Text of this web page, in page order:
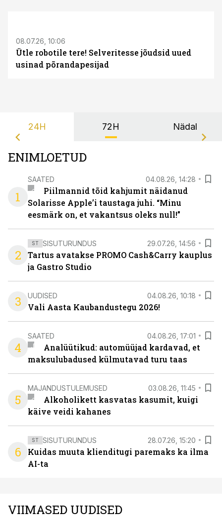
08.07.26, 10:06
Ütle robotile tere! Selveritesse jõudsid uued
usinad põrandapesijad
24H 72H Nädal
ENIMLOETUD
1
SAATED 04.08.26, 14:28
Piilmannid tõid kahjumit näidanud
Solarisse Apple’i taustaga juhi. “Minu
eesmärk on, et vakantsus oleks null!”
2
ST SISUTURUNDUS 29.07.26, 14:56
Tartus avatakse PROMO Cash&Carry kauplus
ja Gastro Studio
3 UUDISED 04.08.26, 10:18
Vali Aasta Kaubandustegu 2026!
4
SAATED 04.08.26, 17:01
Analüütikud: automüüjad kardavad, et
maksulubadused külmutavad turu taas
5
MAJANDUSTULEMUSED 03.08.26, 11:45
Alkoholikett kasvatas kasumit, kuigi
käive veidi kahanes
6
ST SISUTURUNDUS 28.07.26, 15:20
Kuidas muuta klienditugi paremaks ka ilma
AI-ta
VIIMASED UUDISED